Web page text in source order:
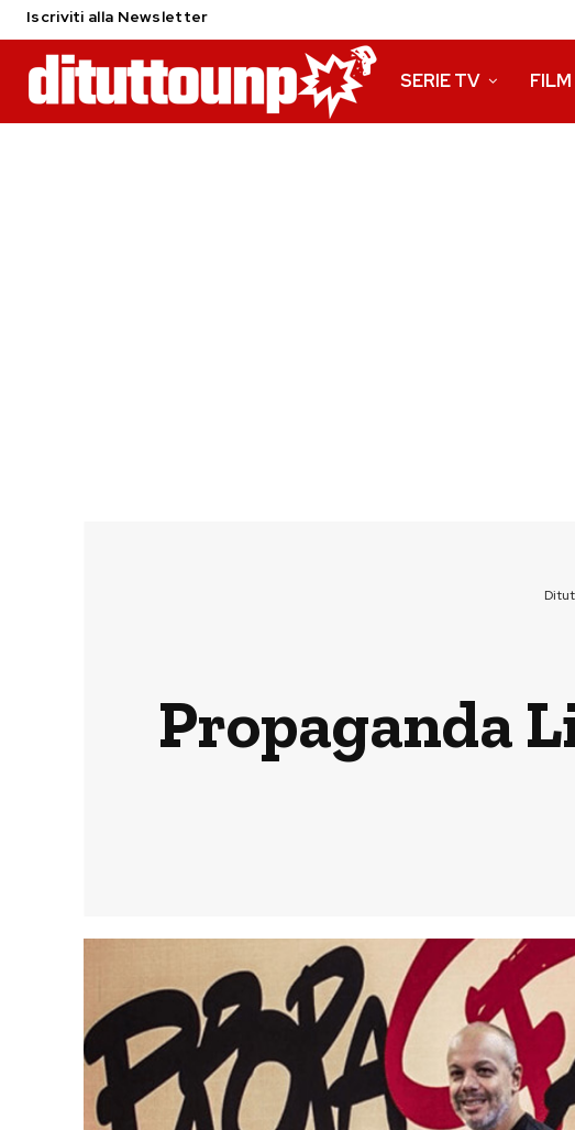
Iscriviti alla Newsletter
SERIE TV FILM
Propaganda